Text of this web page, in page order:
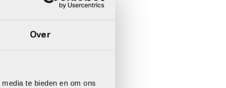
Over
te bieden en om ons